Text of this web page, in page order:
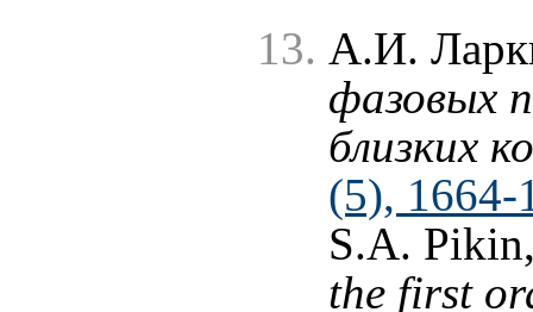
А.И.
фазовых
близких
(5), 1664-
S.A.
the first